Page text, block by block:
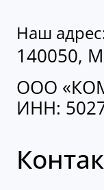
Наш
140050,
ООО
ИНН: